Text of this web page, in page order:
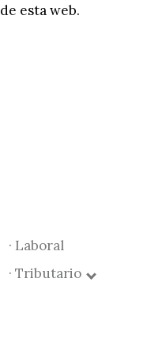
de esta web.
· Laboral
· Tributario